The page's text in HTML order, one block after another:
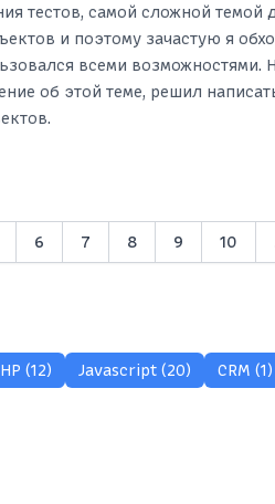
тестов, самой сложной темой
и поэтому зачастую я
всеми возможностями.
об этой теме, решил
6 7 8 9 10
(12) Javascript (20) CRM (1)